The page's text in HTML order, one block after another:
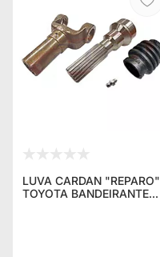
LUVA CARDAN "REPARO"
TOYOTA BANDEIRANTE